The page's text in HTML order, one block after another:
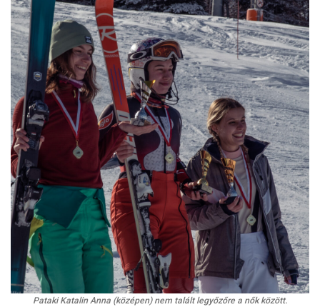
Pataki Katalin Anna (középen) nem talált legyőzőre a nők között.